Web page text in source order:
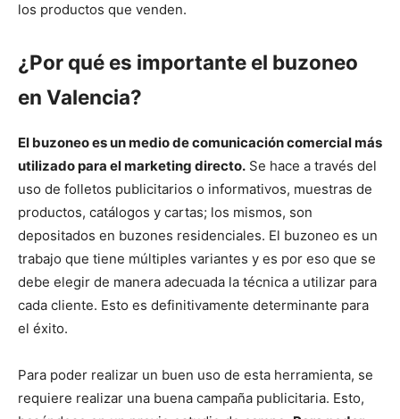
los productos que venden.
¿Por qué es importante el buzoneo
en Valencia?
El buzoneo es un medio de comunicación comercial más
utilizado para el marketing directo. Se hace a través del
uso de folletos publicitarios o informativos, muestras de
productos, catálogos y cartas; los mismos, son
depositados en buzones residenciales. El buzoneo es un
trabajo que tiene múltiples variantes y es por eso que se
debe elegir de manera adecuada la técnica a utilizar para
cada cliente. Esto es definitivamente determinante para
el éxito.
Para poder realizar un buen uso de esta herramienta, se
requiere realizar una buena campaña publicitaria. Esto,